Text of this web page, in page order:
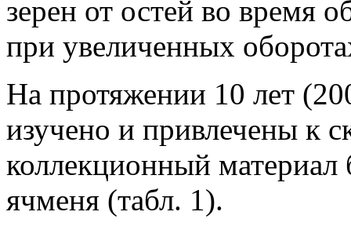
зерен от остей во время
при увеличенных
На протяжении 10 лет
изучено и привлечены к
коллекционный материал
ячменя (табл. 1).